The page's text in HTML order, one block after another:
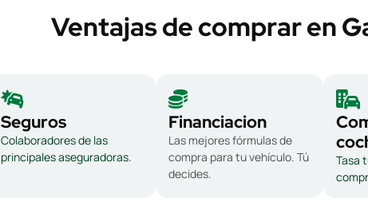
Ventajas de comprar en
Seguros
Colaboradores de las
principales aseguradoras.
Financiacion
Las mejores fórmulas de
compra para tu vehículo. Tú
decides.
Tasa